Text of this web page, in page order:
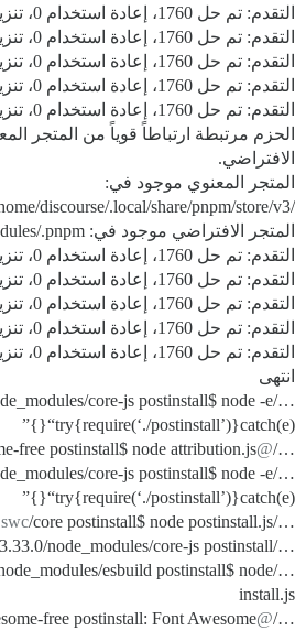
التقدم: تم حل 1760، إعادة استخدام 0، تنزيل 1234، إضافة 1218
التقدم: تم حل 1760، إعادة استخدام 0، تنزيل 1386، إضافة 1376
التقدم: تم حل 1760، إعادة استخدام 0، تنزيل 1445، إضافة 1434
التقدم: تم حل 1760، إعادة استخدام 0، تنزيل 1530، إضافة 1520
التقدم: تم حل 1760، إعادة استخدام 0، تنزيل 1550، إضافة 1535
الحزم مرتبطة ارتباطاً قوياً من المتجر
الافتراضي.
المتجر المعنوي موجود في:
/home/discourse/.local/share/pnpm/store/v3
المتجر الافتراضي موجود في: node_modules/.pnpm
التقدم: تم حل 1760، إعادة استخدام 0، تنزيل 1576، إضافة 1563
التقدم: تم حل 1760، إعادة استخدام 0، تنزيل 1680، إضافة 1668
التقدم: تم حل 1760، إعادة استخدام 0، تنزيل 1729، إضافة 1718
التقدم: تم حل 1760، إعادة استخدام 0، تنزيل 1751، إضافة 1742
انتهى
core-js postinstall$ node -e
“try{require(‘./postinstall’)}catch(e){}”
…/
@fortawesome
free postinstall$ node attribution.js
core-js postinstall$ node -e
“try{require(‘./postinstall’)}catch(e){}”
…/node_modules/
/core postinstall$ node postinstall.js
…/core-js@3.33.0/node_modules/core-js postinstall: انتهى
esbuild postinstall$ node
install.js
…/
@fortawesome
free postinstall: Font Awesome